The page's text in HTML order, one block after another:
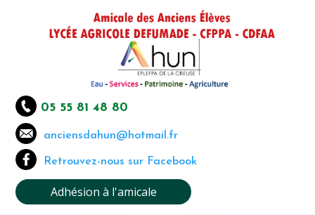
05 55 81 48 80
anciensdahun@hotmail.fr
Retrouvez-nous sur Facebook
Adhésion à l'amicale